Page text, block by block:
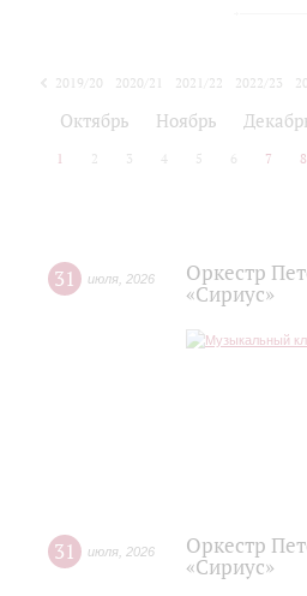
2019/20 2020/21 2021/22 2022/23
Октябрь Ноябрь
1 2 3 4 5 6 7 8
31 июля 2026
Оркестр
«Сириус»
31 июля 2026
Оркестр
«Сириус»